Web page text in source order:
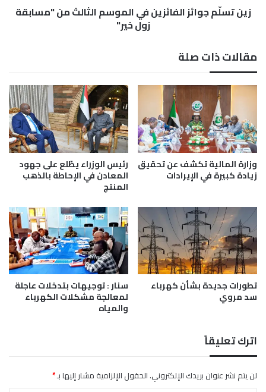
ف
ا
س
د
ف
ا
ل
د
ل
ج
ل
ف
ا
ي
ن
ف
ي
ا
ل
و
م
ا
ل
ث
ا
ل
ن
"
م
س
ا
زين تسلّم جوائز الفائزين في الموسم الثالث من "مسابقة
زول خير"
مقالات ذات صلة
وزارة المالية تكشف عن تحقيق
زيادة كبيرة في الإيرادات
رئيس الوزراء يطّلع على جهود
المعادن في الإحاطة بالذهب
المنتج
تطورات جديدة بشأن كهرباء
سد مروي
سنار : توجيهات بتدخلات عاجلة
لمعالجة مشكلات الكهرباء
والمياه
اترك تعليقاً
لن يتم نشر عنوان بريدك الإلكتروني.الحقول الإلزامية مشار إليها بـ*